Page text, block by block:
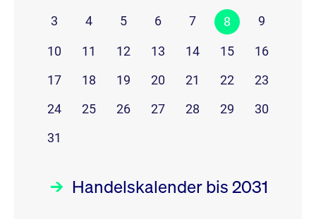
3
4 5 6 7 8 9
10 11 12 13 14 15
16
17
18 19 20 21 22
23
24
25 26 27 28 29
30
31
Handelskalender bis 2031